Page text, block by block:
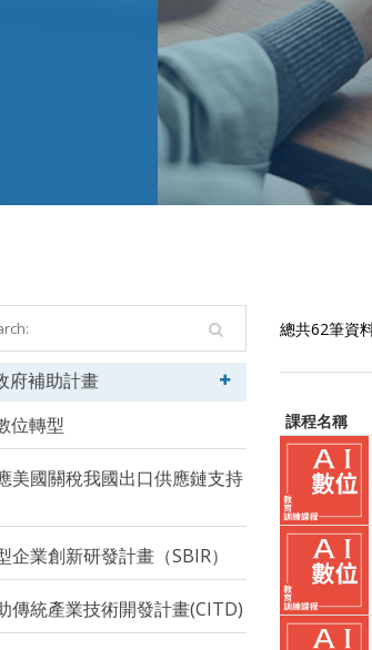
總共62筆資
課程名稱
府補助計畫
位轉型
美國關稅我國出口供應鏈支持
企業創新研發計畫（SBIR）
傳統產業技術開發計畫(CITD)